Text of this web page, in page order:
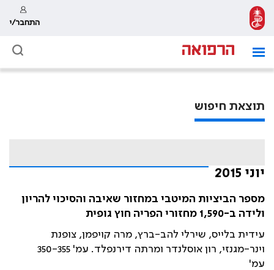
התחבר/י
תוצאת חיפוש
יוני 2015
מספר הביציות המיטבי במחזור שאיבה והסיכוי להריון
ולידה ב-1,590 מחזורי הפריה חוץ גופית
עידית בלייס, שירלי להב-ברץ, מרה קויפמן, צופנת
וינר-מגנזי, רון אוסלנדר ומרתה דירנפלד. עמ' 350-355
עמ'